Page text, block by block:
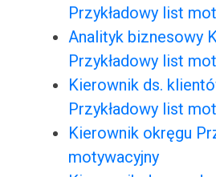
Przykładowy list
Analityk biznesowy
Przykładowy list
Kierownik ds.
Przykładowy list
Kierownik okręgu
motywacyjny